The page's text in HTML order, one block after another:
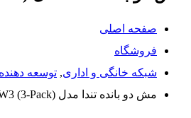
صفحه اصلی
فروشگاه
شبکه خانگی و اداری, توسعه
مش دو بانده تندا مدل Nova MW3 (3-Pack)